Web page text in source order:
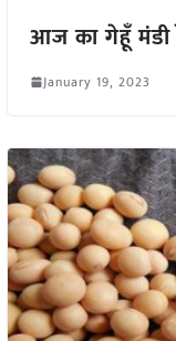
आज का गेहूँ मंडी
January 19, 2023